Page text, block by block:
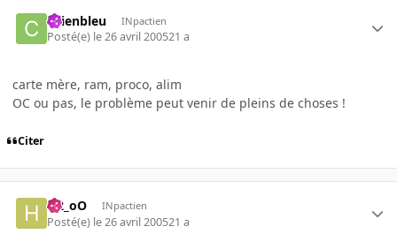
chienbleu INpactien
Posté(e) le 26 avril 200521 a
carte mère, ram, proco, alim
OC ou pas, le problème peut venir de pleins de choses !
Citer
H2_oO INpactien
Posté(e) le 26 avril 200521 a